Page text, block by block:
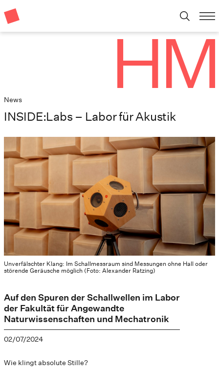
News
INSIDE:Labs – Labor für Akustik
Unverfälschter Klang: Im Schallmessraum sind Messungen ohne Hall oder
störende Geräusche möglich (Foto: Alexander Ratzing)
Auf den Spuren der Schallwellen im Labor
der Fakultät für Angewandte
Naturwissenschaften und Mechatronik
02/07/2024
Wie klingt absolute Stille?